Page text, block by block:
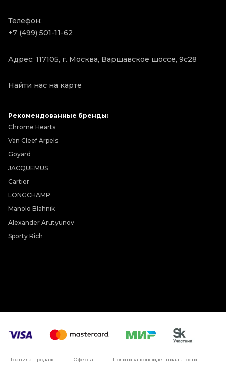
Телефон:
+7 (499) 501-11-62
Адрес: 117105, г. Москва, Варшавское шоссе, 9с28
Найти нас на карте
Рекомендованные бренды:
Chrome Hearts
Van Cleef Arpels
Goyard
JACQUEMUS
Cartier
LONGCHAMP
Manolo Blahnik
Alexander Arutyunov
Sporty Rich
Правила продаж Оферта Политика конфиденциальности